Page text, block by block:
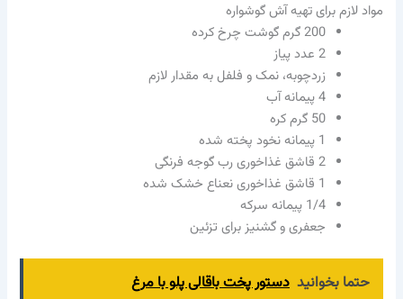
مواد لازم برای تهیه آش گوشواره
200گرم گوشت چرخ کرده
2 عدد پیاز
زردچوبه، نمک و فلفل به مقدار لازم
4پیمانه آب
50 گرم کره
1 پیمانه نخود پخته شده
2 قاشق غذاخوری رب گوجه فرنگی
1 قاشق غذاخوری نعناع خشک شده
1/4 پیمانه سرکه
جعفری و گشنیز برای تزئین
حتما بخوانید دستور پخت باقالی پلو با مرغ